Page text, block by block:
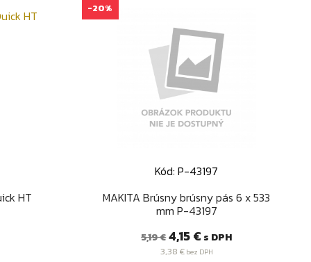
HT
Kód: P-43197
MAKITA Brúsny brúsny pás 6 x 533
mm P-43197
Bežná
cena
5,19 €Cena
4,15 € s DPH
3,38 €bez DPH
-20%
Rýchly náhľad